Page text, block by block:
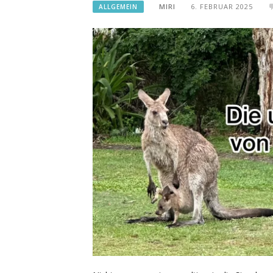
ALLGEMEIN MIRI 6. FEBRUAR 2025